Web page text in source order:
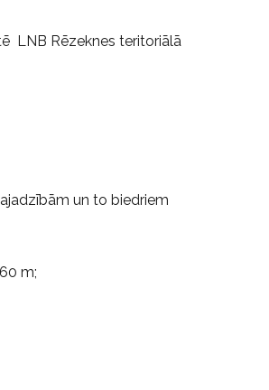
LNB Rēzeknes teritoriālā
un to biedriem
m;